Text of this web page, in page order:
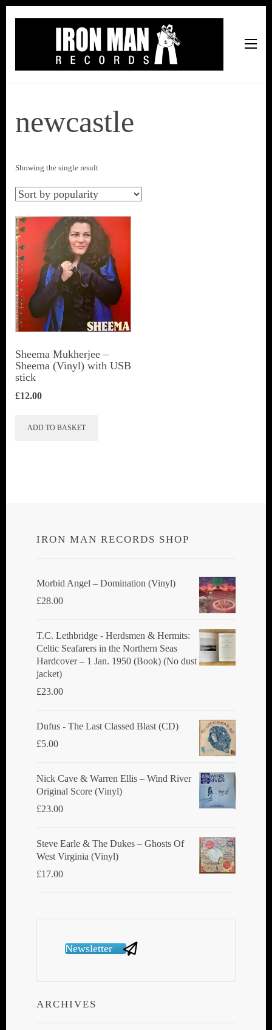
newcastle
Showing the single result
Sheema Mukherjee –
Sheema (Vinyl) with USB
stick
£12.00
ADD TO BASKET
IRON MAN RECORDS SHOP
Morbid Angel ‎– Domination (Vinyl)
£28.00
T.C. Lethbridge - Herdsmen & Hermits:
Celtic Seafarers in the Northern Seas
Hardcover – 1 Jan. 1950 (Book) (No dust
jacket)
£23.00
Dufus - The Last Classed Blast (CD)
£5.00
Nick Cave & Warren Ellis ‎– Wind River
Original Score (Vinyl)
£23.00
Steve Earle & The Dukes ‎– Ghosts Of
West Virginia (Vinyl)
£17.00
Newsletter
ARCHIVES